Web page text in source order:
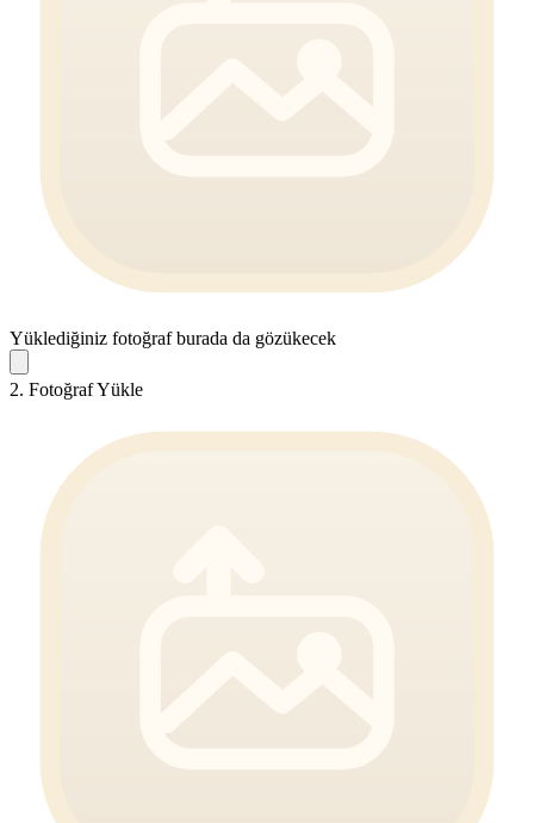
Yüklediğiniz fotoğraf burada da gözükecek
2. Fotoğraf Yükle